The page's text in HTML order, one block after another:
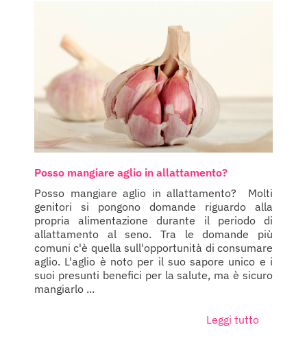
Posso mangiare aglio in allattamento?
Posso mangiare aglio in allattamento? Molti
genitori si pongono domande riguardo alla
propria alimentazione durante il periodo di
allattamento al seno. Tra le domande più
comuni c'è quella sull'opportunità di consumare
aglio. L'aglio è noto per il suo sapore unico e i
suoi presunti benefici per la salute, ma è sicuro
mangiarlo ...
Leggi tutto